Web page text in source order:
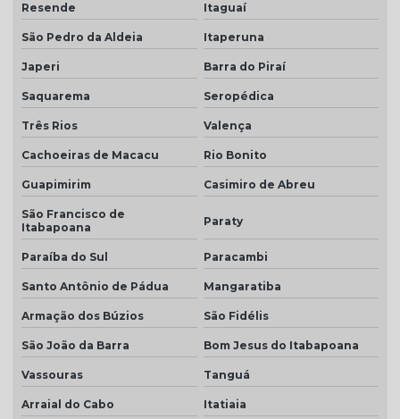
Telha colonial resinada
Telha colonial resinada preço
Telha colonial resinada valor
Telha de concreto cinza
Telha de concreto esmaltada
Telha de concreto grafite
Telha de concreto pintada
Telha de concreto valor
Telha para construção civil
Resende Itaguaí
São Pedro da Aldeia Itaperuna
Japeri Barra do Piraí
Saquarema Seropédica
Três Rios Valença
Cachoeiras de Macacu Rio Bonito
Guapimirim Casimiro de Abreu
São Francisco de
Itabapoana
Paraty
Paraíba do Sul Paracambi
Santo Antônio de Pádua Mangaratiba
Armação dos Búzios São Fidélis
São João da Barra Bom Jesus do Itabapoana
Vassouras Tanguá
Arraial do Cabo Itatiaia